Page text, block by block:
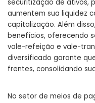
securitização de ativos,
aumentem sua liquidez
capitalização. Além
benefícios, oferecendo
vale-refeição e vale-
diversificado garante
frentes, consolidando
No setor de meios de